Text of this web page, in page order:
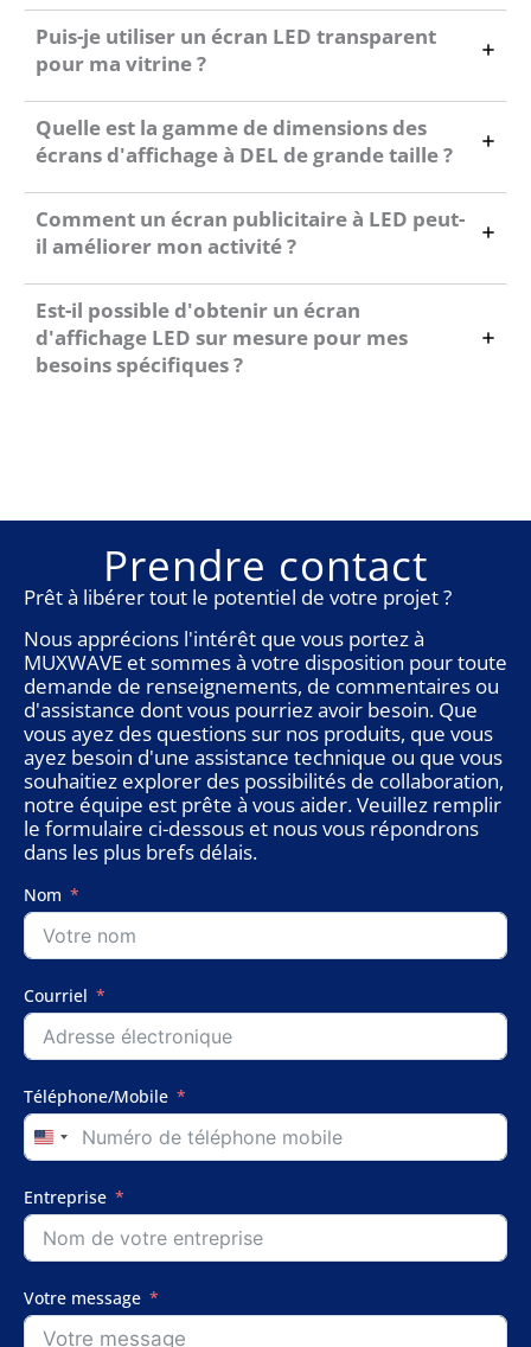
Puis-je utiliser un écran LED transparent
pour ma vitrine ?
Quelle est la gamme de dimensions des
écrans d'affichage à DEL de grande taille ?
Comment un écran publicitaire à LED peut-
il améliorer mon activité ?
Est-il possible d'obtenir un écran
d'affichage LED sur mesure pour mes
besoins spécifiques ?
Prendre contact
Prêt à libérer tout le potentiel de votre projet ?
Nous apprécions l'intérêt que vous portez à
MUXWAVE et sommes à votre disposition pour toute
demande de renseignements, de commentaires ou
d'assistance dont vous pourriez avoir besoin. Que
vous ayez des questions sur nos produits, que vous
ayez besoin d'une assistance technique ou que vous
souhaitiez explorer des possibilités de collaboration,
notre équipe est prête à vous aider. Veuillez remplir
le formulaire ci-dessous et nous vous répondrons
dans les plus brefs délais.
Nom
Courriel
Téléphone/Mobile
United
States
+1
Entreprise
Votre message